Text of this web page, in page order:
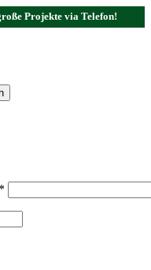
Projekte via Telefon!
*